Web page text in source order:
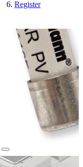
Register